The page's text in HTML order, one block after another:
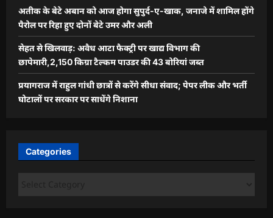
अतीक के बेटे अबान को आज होगा सुपुर्द-ए-खाक, जनाजे में शामिल होंगे
पैरोल पर रिहा हुए दोनों बेटे उमर और अली
सेहत से खिलवाड़: अवैध आटा फैक्ट्री पर खाद्य विभाग की
छापेमारी,2,150 किग्रा टैल्कम पाउडर की 43 बोरियां जब्त
प्रयागराज में राहुल गांधी छात्रों से करेंगे सीधा संवाद; पेपर लीक और भर्ती
घोटालों पर सरकार पर साधेंगे निशाना
Categories